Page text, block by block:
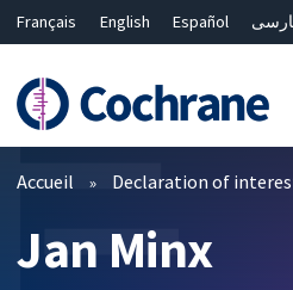
Français English Español
Bahasa Malaysia
ไทย
繁體中文
简体中文
Filtres
Accueil Declaration of
Jan Minx